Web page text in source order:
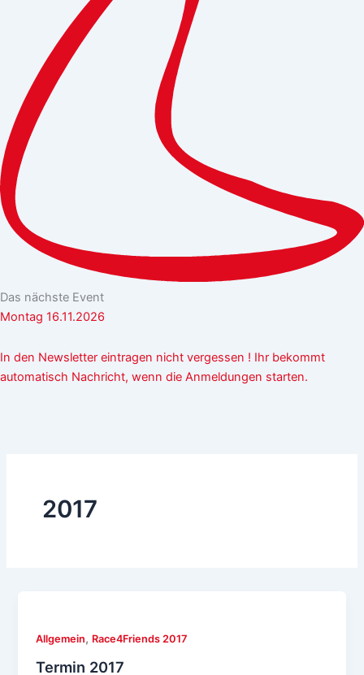
Das nächste Event
Montag 16.11.2026
In den Newsletter eintragen nicht vergessen ! Ihr bekommt
automatisch Nachricht, wenn die Anmeldungen starten.
2017
Allgemein, Race4Friends 2017
Termin 2017